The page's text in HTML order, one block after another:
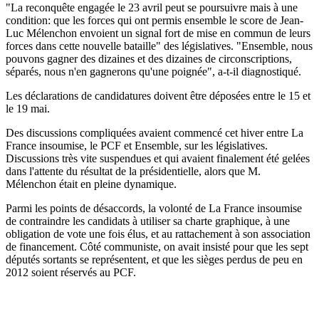
"La reconquête engagée le 23 avril peut se poursuivre mais à une
condition: que les forces qui ont permis ensemble le score de Jean-
Luc Mélenchon envoient un signal fort de mise en commun de leurs
forces dans cette nouvelle bataille" des législatives. "Ensemble, nous
pouvons gagner des dizaines et des dizaines de circonscriptions,
séparés, nous n'en gagnerons qu'une poignée", a-t-il diagnostiqué.
Les déclarations de candidatures doivent être déposées entre le 15 et
le 19 mai.
Des discussions compliquées avaient commencé cet hiver entre La
France insoumise, le PCF et Ensemble, sur les législatives.
Discussions très vite suspendues et qui avaient finalement été gelées
dans l'attente du résultat de la présidentielle, alors que M.
Mélenchon était en pleine dynamique.
Parmi les points de désaccords, la volonté de La France insoumise
de contraindre les candidats à utiliser sa charte graphique, à une
obligation de vote une fois élus, et au rattachement à son association
de financement. Côté communiste, on avait insisté pour que les sept
députés sortants se représentent, et que les sièges perdus de peu en
2012 soient réservés au PCF.